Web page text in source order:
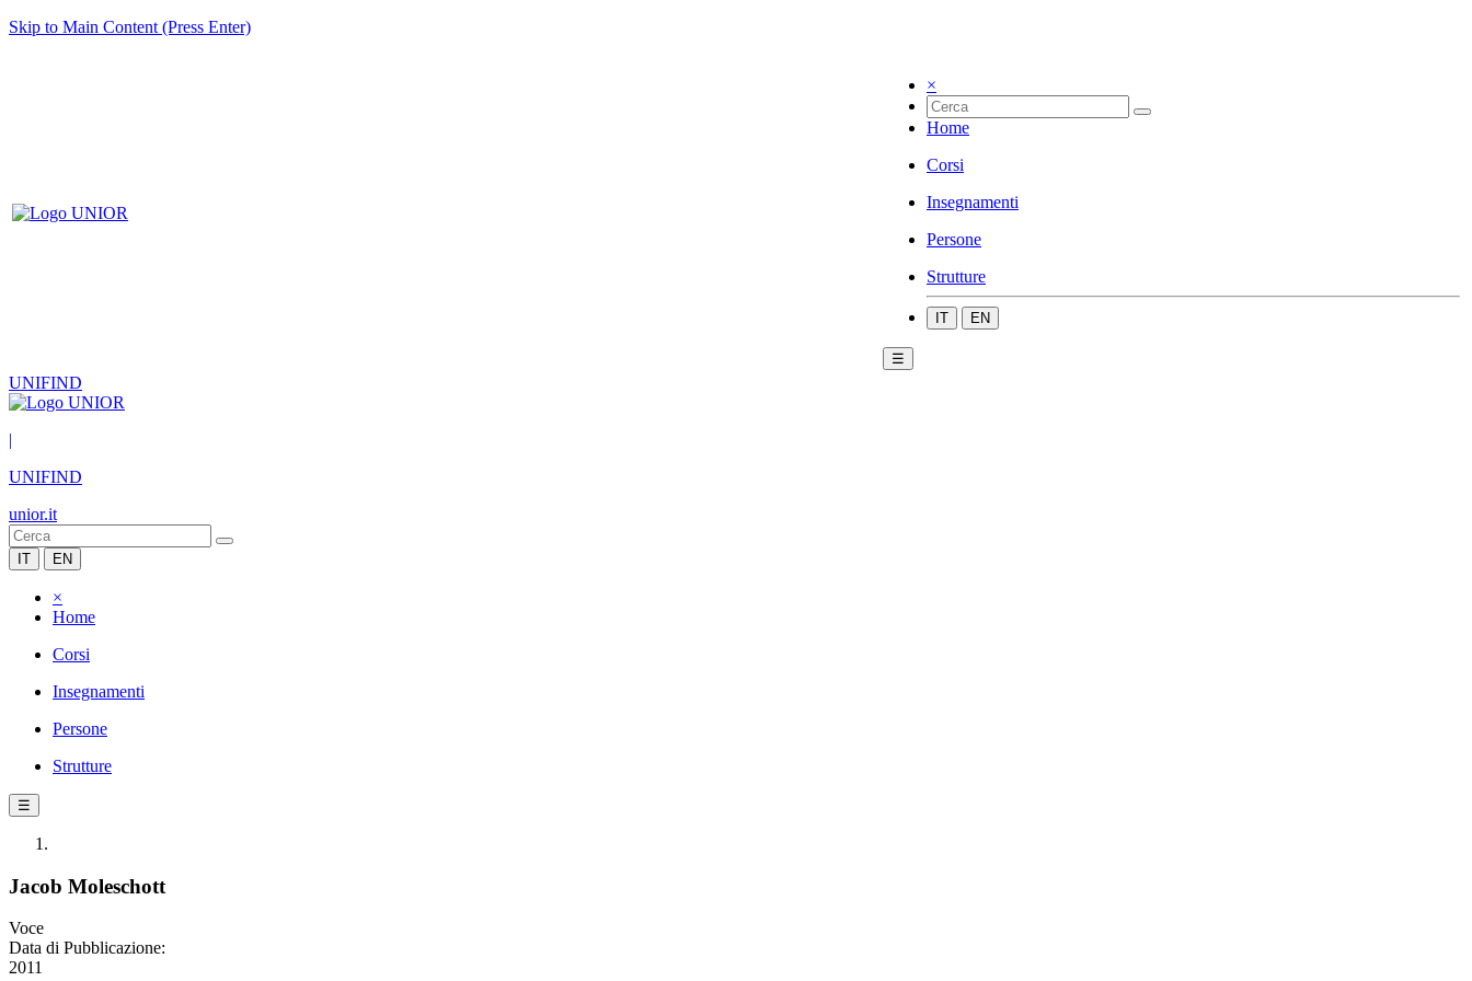
Skip to Main Content (Press Enter)
×
Home
Corsi
Insegnamenti
Persone
Strutture
IT EN
☰
UNIFIND
|
UNIFIND
unior.it
IT EN
×
Home
Corsi
Insegnamenti
Persone
Strutture
☰
Jacob Moleschott
Voce
Data di Pubblicazione:
2011